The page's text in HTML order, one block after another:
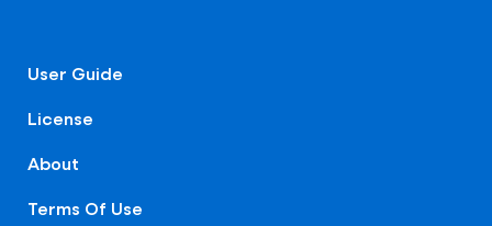
User Guide
License
About
Terms Of Use